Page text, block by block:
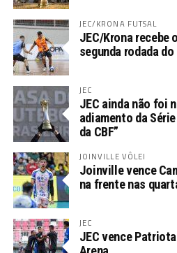
JEC/KRONA FUTSAL
JEC/Krona recebe
segunda rodada do
JEC
JEC ainda não foi
adiamento da
da CBF”
JOINVILLE VÔLEI
Joinville vence
na frente nas
JEC
JEC vence